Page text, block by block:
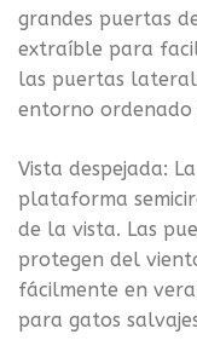
grandes puertas
extraíble para
las puertas
entorno
Vista despejada:
plataforma
de la vista. Las
protegen del
fácilmente en
para gatos